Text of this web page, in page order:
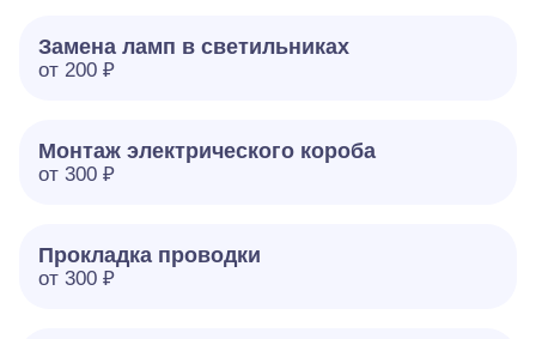
Замена ламп в светильниках
от 200 ₽
Монтаж электрического короба
от 300 ₽
Прокладка проводки
от 300 ₽